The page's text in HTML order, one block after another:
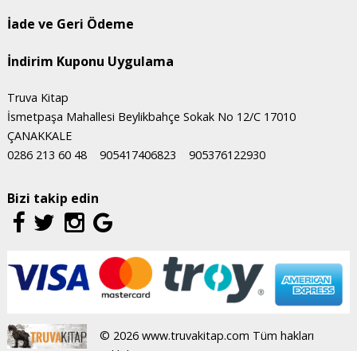
İade ve Geri Ödeme
İndirim Kuponu Uygulama
Truva Kitap
İsmetpaşa Mahallesi Beylikbahçe Sokak No 12/C 17010
ÇANAKKALE
0286 213 60 48
905417406823 905376122930
Bizi takip edin
© 2026 www.truvakitap.com Tüm hakları